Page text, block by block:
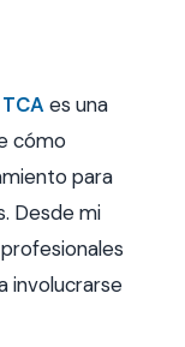
es una
cómo
para
Desde mi
involucrarse